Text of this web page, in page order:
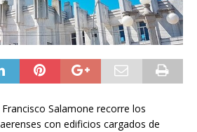
Salamone recorre los
con edificios cargados de